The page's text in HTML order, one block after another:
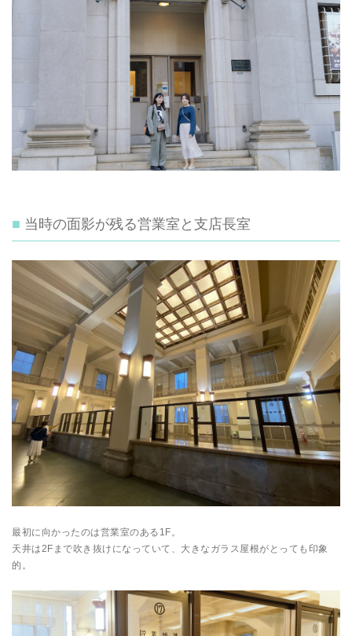
当時の面影が残る営業室と支店長室
最初に向かったのは営業室のある1F。
天井は2Fまで吹き抜けになっていて、大きなガラス屋根がとっても印象
的。